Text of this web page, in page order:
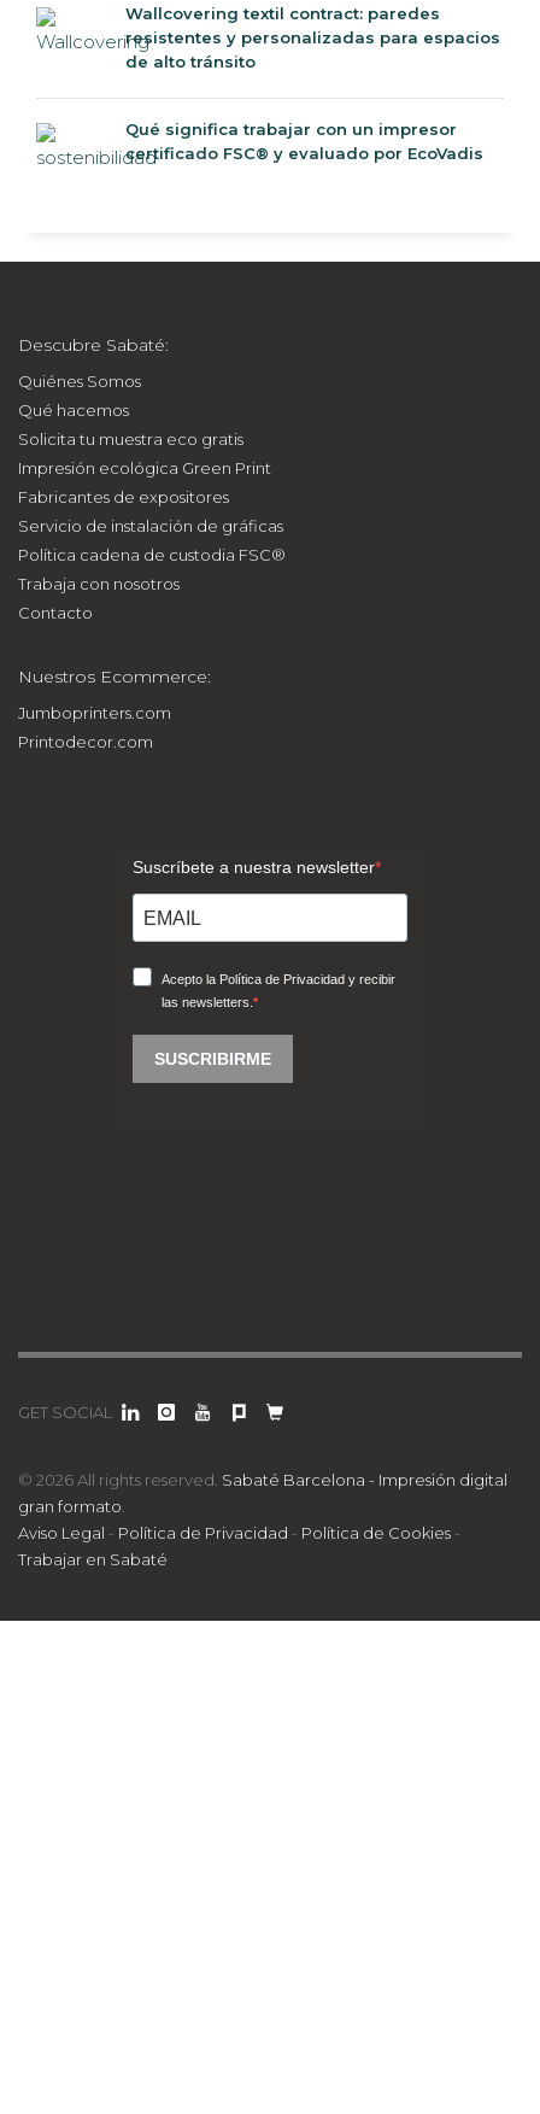
Wallcovering textil contract: paredes
resistentes y personalizadas para espacios
de alto tránsito
Qué significa trabajar con un impresor
certificado FSC® y evaluado por EcoVadis
Descubre Sabaté:
Quiénes Somos
Qué hacemos
Solicita tu muestra eco gratis
Impresión ecológica Green Print
Fabricantes de expositores
Servicio de instalación de gráficas
Política cadena de custodia FSC®
Trabaja con nosotros
Contacto
Nuestros Ecommerce:
Jumboprinters.com
Printodecor.com
GET SOCIAL
© 2026 All rights reserved. Sabaté Barcelona - Impresión digital
gran formato
Aviso Legal - Política de Privacidad - Política de Cookies -
Trabajar en Sabaté